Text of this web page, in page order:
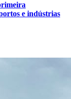
e indústrias